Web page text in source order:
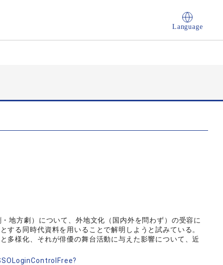
Language
地方劇）について、外地文化（国内外を問わず）の受容に
する同時代資料を用いることで解明しようと試みている。
多様化、それが俳優の舞台活動に与えた影響について、近